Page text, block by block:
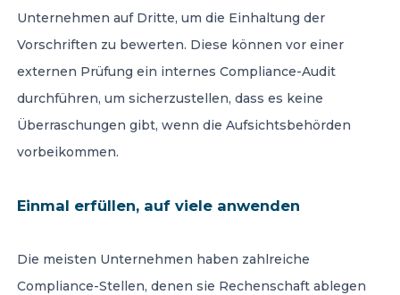
Unternehmen auf Dritte, um die Einhaltung der
Vorschriften zu bewerten. Diese können vor einer
externen Prüfung ein internes Compliance-Audit
durchführen, um sicherzustellen, dass es keine
Überraschungen gibt, wenn die Aufsichtsbehörden
vorbeikommen.
Einmal erfüllen, auf viele anwenden
Die meisten Unternehmen haben zahlreiche
Compliance-Stellen, denen sie Rechenschaft ablegen